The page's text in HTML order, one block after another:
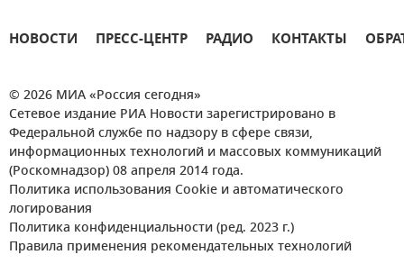
НОВОСТИ ПРЕСС-ЦЕНТР РАДИО КОНТАКТЫ
© 2026 МИА «Россия сегодня»
Сетевое издание РИА Новости зарегистрировано в
Федеральной службе по надзору в сфере связи,
информационных технологий и массовых коммуникаций
(Роскомнадзор) 08 апреля 2014 года.
Политика использования Cookie и автоматического
логирования
Политика конфиденциальности (ред. 2023 г.)
Правила применения рекомендательных технологий